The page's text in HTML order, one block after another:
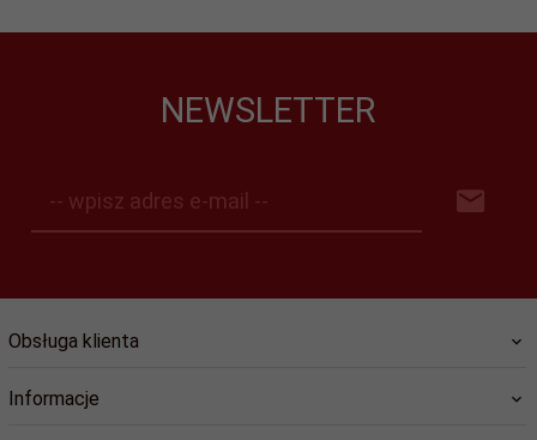
NEWSLETTER
-- wpisz adres e-mail --
Obsługa klienta
Informacje